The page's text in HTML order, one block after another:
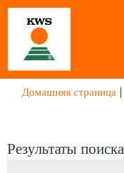
Домашняя страница |
Результаты поиска